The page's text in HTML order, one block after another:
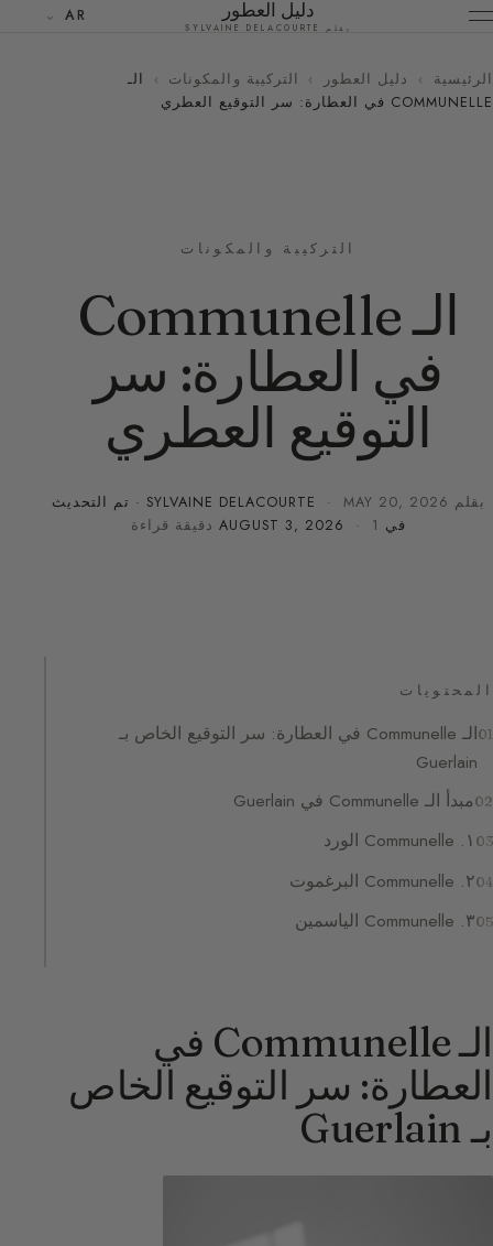
دليل العطور
بقلم SYLVAINE DELACOURTE
AR
الرئيسية › دليل العطور › التركيبة والمكونات ›
الـ
COMMUNELLE في العطارة: سر التوقيع العطري
التركيبة والمكونات
الـ Communelle
في العطارة: سر
التوقيع العطري
بقلم SYLVAINE DELACOURTE ·MAY 20, 2026
· تم التحديث
في
AUGUST 3, 2026 · 1 دقيقة قراءة
المحتويات
الـ Communelle في العطارة: سر التوقيع الخاص بـ
Guerlain
مبدأ الـ Communelle في Guerlain
١. Communelle الورد
٢. Communelle البرغموت
٣. Communelle الياسمين
الـ Communelle في
العطارة: سر التوقيع الخاص
بـ Guerlain